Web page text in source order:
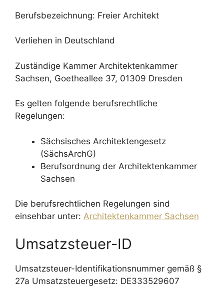
Berufsbezeichnung: Freier Architekt
Verliehen in Deutschland
Zuständige Kammer Architektenkammer
Sachsen, Goetheallee 37, 01309 Dresden
Es gelten folgende berufsrechtliche
Regelungen:
Sächsisches Architektengesetz
(SächsArchG)
Berufsordnung der Architektenkammer
Sachsen
Die berufsrechtlichen Regelungen sind
einsehbar unter: Architektenkammer Sachsen
Umsatzsteuer-ID
Umsatzsteuer-Identifikationsnummer gemäß §
27a Umsatzsteuergesetz: DE333529607